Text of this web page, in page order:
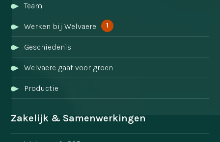
Team
Werken bij Welvaere 1
Geschiedenis
Welvaere gaat voor groen
Productie
Zakelijk & Samenwerkingen